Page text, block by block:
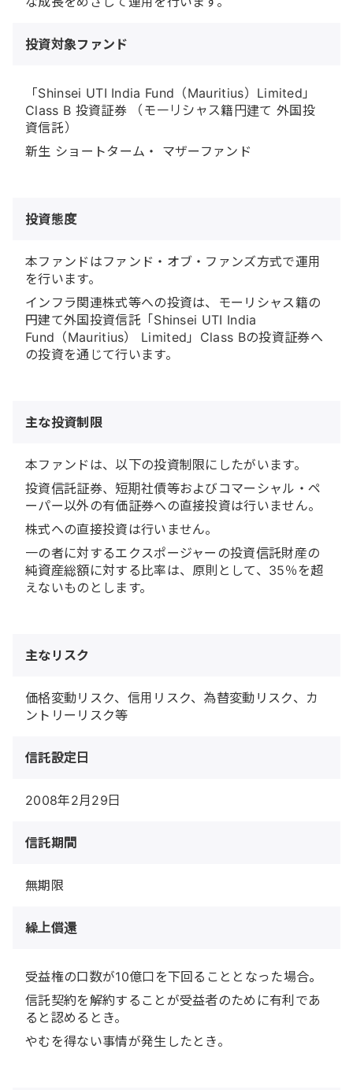
投資対象ファンド
「Shinsei UTI India Fund（Mauritius）Limited」
Class B 投資証券 （モーリシャス籍円建て 外国投
資信託）
新生 ショートターム・ マザーファンド
投資態度
本ファンドはファンド・オブ・ファンズ方式で運用
を行います。
インフラ関連株式等への投資は、モーリシャス籍の
円建て外国投資信託「Shinsei UTI India
Fund（Mauritius） Limited」Class Bの投資証券へ
の投資を通じて行います。
主な投資制限
本ファンドは、以下の投資制限にしたがいます。
投資信託証券、短期社債等およびコマーシャル・ペ
ーパー以外の有価証券への直接投資は行いません。
株式への直接投資は行いません。
一の者に対するエクスポージャーの投資信託財産の
純資産総額に対する比率は、原則として、35％を超
えないものとします。
主なリスク
価格変動リスク、信用リスク、為替変動リスク、カ
ントリーリスク等
信託設定日
2008年2月29日
信託期間
無期限
繰上償還
受益権の口数が10億口を下回ることとなった場合。
信託契約を解約することが受益者のために有利であ
ると認めるとき。
やむを得ない事情が発生したとき。